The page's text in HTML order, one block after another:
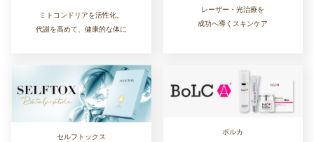
ミトコンドリアを活性化。
代謝を高めて、健康的な体に
レーザー・光治療を
成功へ導くスキンケア
セルフトックス
ボルカ